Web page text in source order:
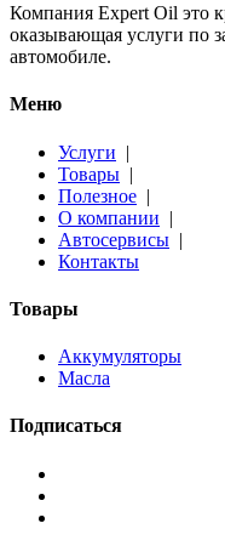
Компания Expert Oil это
оказывающая услуги по
автомобиле.
Меню
Услуги |
Товары |
Полезное |
О компании |
Автосервисы |
Контакты
Товары
Аккумуляторы
Масла
Подписаться